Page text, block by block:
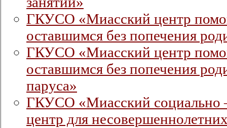
ГКУСО «Миасский центр
оставшимся без попечения
ГКУСО «Миасский центр
оставшимся без попечения
паруса»
ГКУСО «Миасский социально
центр для